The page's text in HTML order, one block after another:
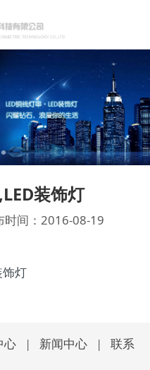
装饰灯
时间：2016-08-19
饰灯
心| 新闻中心| 联系